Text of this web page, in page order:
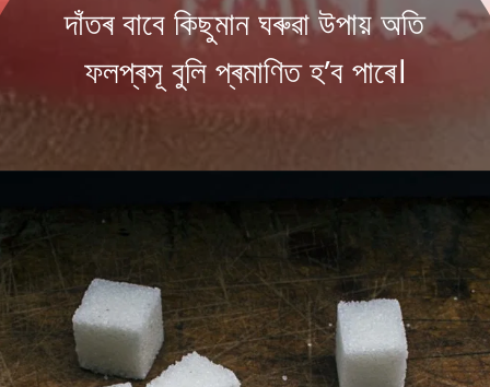
দাঁতৰ বাবে কিছুমান ঘৰুৱা উপায় অতি
ফলপ্ৰসূ বুলি প্ৰমাণিত হ’ব পাৰে।